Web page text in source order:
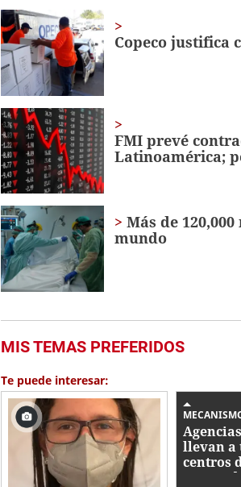
4
minutes,
9
secondsVolume
0%
Copeco justifica
FMI prevé
Latinoamérica;
Más de
mundo
MIS TEMAS PREFERIDOS
Te puede interesar:
llevan a
centros
en